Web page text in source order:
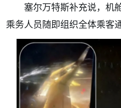
塞尔万特斯补充说，机
乘务人员随即组织全体乘客